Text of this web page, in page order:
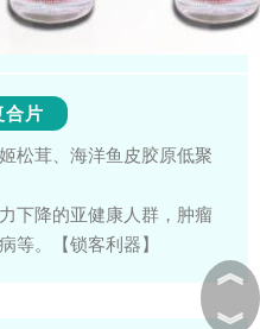
合片
松茸、海洋鱼皮胶原低聚
下降的亚健康人群，肿瘤
等。【锁客利器】
︽